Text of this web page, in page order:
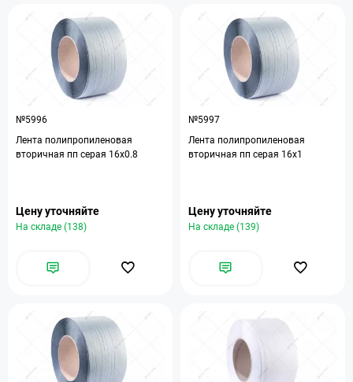
№5996
Лента полипропиленовая
вторичная пп серая 16х0.8
Цену уточняйте
На складе (138)
№5997
Лента полипропиленовая
вторичная пп серая 16х1
Цену уточняйте
На складе (139)